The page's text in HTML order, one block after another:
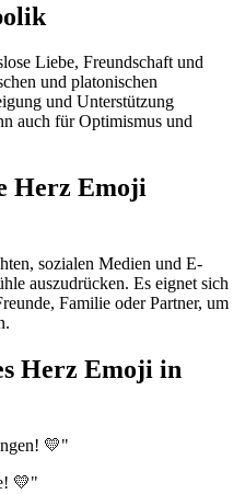
Liebe, Freundschaft und
und platonischen
und Unterstützung
auch für Optimismus und
Herz Emoji
sozialen Medien und E-
auszudrücken. Es eignet sich
Familie oder Partner, um
Herz Emoji in
💛"
💛"